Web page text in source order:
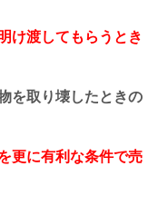
け渡してもらうとき
を取り壊したときの
更に有利な条件で売